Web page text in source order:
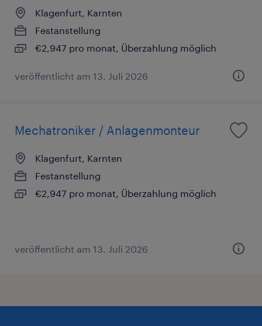
Klagenfurt, Karnten
Festanstellung
€2,947 pro monat, Überzahlung möglich
veröffentlicht am 13. Juli 2026
Mechatroniker / Anlagenmonteur
Klagenfurt, Karnten
Festanstellung
€2,947 pro monat, Überzahlung möglich
veröffentlicht am 13. Juli 2026